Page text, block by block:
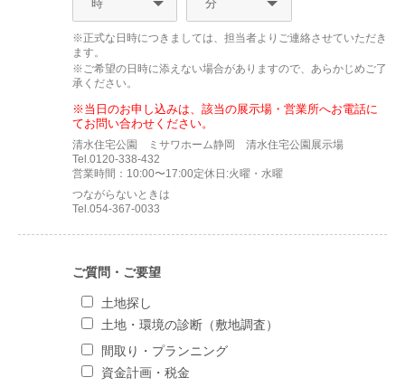
※正式な日時につきましては、担当者よりご連絡させていただき
ます。
※ご希望の日時に添えない場合がありますので、あらかじめご了
承ください。
※当日のお申し込みは、該当の展示場・営業所へお電話に
てお問い合わせください。
清水住宅公園 ミサワホーム静岡 清水住宅公園展示場
Tel.0120-338-432
営業時間：10:00〜17:00定休日:火曜・水曜
つながらないときは
Tel.054-367-0033
ご質問・ご要望
土地探し
土地・環境の診断（敷地調査）
間取り・プランニング
資金計画・税金